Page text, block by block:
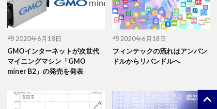
2020年6月18日
GMOインターネットが次世代
マイニングマシン「GMO
miner B2」の発売を発表
2020年6月18日
フィンテックの流れはアンバン
ドルからリバンドルへ